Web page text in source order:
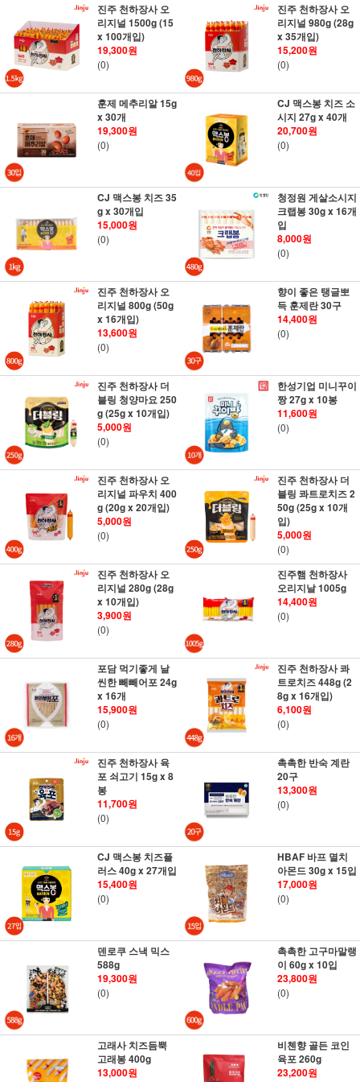
진주 천하장사 오
리지널 1500g (15
x 100개입)
19,300원
(0)
진주 천하장사 오
리지널 980g (28g
x 35개입)
15,200원
(0)
훈제 메추리알 15g
x 30개
19,300원
(0)
CJ 맥스봉 치즈 소
시지 27g x 40개
20,700원
(0)
CJ 맥스봉 치즈 35
g x 30개입
15,000원
(0)
청정원 게살소시지
크랩봉 30g x 16개
입
8,000원
(0)
진주 천하장사 오
리지널 800g (50g
x 16개입)
13,600원
(0)
향이 좋은 탱글뽀
득 훈제란 30구
14,400원
(0)
진주 천하장사 더
블링 청양마요 250
g (25g x 10개입)
5,000원
(0)
한성기업 미니꾸이
짱 27g x 10봉
11,600원
(0)
진주 천하장사 오
리지널 파우치 400
g (20g x 20개입)
5,000원
(0)
진주 천하장사 더
블링 콰트로치즈 2
50g (25g x 10개
입)
5,000원
(0)
진주 천하장사 오
리지널 280g (28g
x 10개입)
3,900원
(0)
진주햄 천하장사
오리지날 1005g
14,400원
(0)
포담 먹기좋게 날
씬한 빼빼어포 24g
x 16개
15,900원
(0)
진주 천하장사 콰
트로치즈 448g (2
8g x 16개입)
6,100원
(0)
진주 천하장사 육
포 쇠고기 15g x 8
봉
11,700원
(0)
촉촉한 반숙 계란
20구
13,300원
(0)
CJ 맥스봉 치즈플
러스 40g x 27개입
15,400원
(0)
HBAF 바프 멸치
아몬드 30g x 15입
17,000원
(0)
덴로쿠 스낵 믹스
588g
19,300원
(0)
촉촉한 고구마말랭
이 60g x 10입
23,800원
(0)
고래사 치즈듬뿍
고래봉 400g
13,000원
비첸향 골든 코인
육포 260g
23,200원